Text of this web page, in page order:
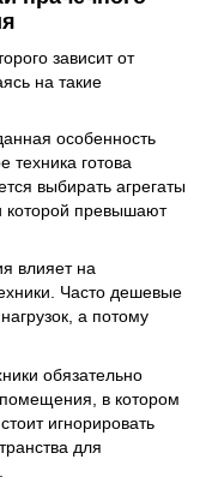
зависит от
на такие
особенность
техника готова
выбирать агрегаты
которой превышают
влияет на
Часто дешевые
а потому
обязательно
в котором
игнорировать
для